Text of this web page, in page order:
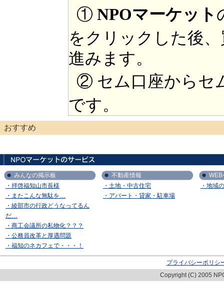
① NPOマーケット
をクリックした後
進みます。
② セム口座からセ
です。
おすすめ
みんなの掲示板
・拝啓福知山市長様
・またこんな無駄を…
・綾部市の行政どうなってるん
だ…
・商工会議所の私物化？？？
・公務員改革と厚遇問題
・福知のネカフェで・・・！
不動産情報
・土地・中古住宅
・アパート・貸家・駐車場
WEB
・地域
プライバシーポリシ
Copyright (C) 2005